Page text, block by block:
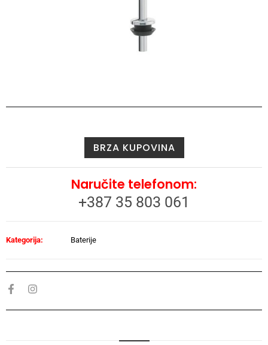
BRZA KUPOVINA
Naručite telefonom:
+387 35 803 061
Kategorija: Baterije